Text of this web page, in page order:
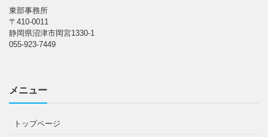
東部事務所
〒410-0011
静岡県沼津市岡宮1330-1
055-923-7449
メニュー
トップページ